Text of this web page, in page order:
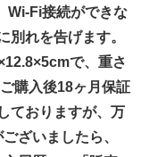
Wi-Fi接続ができな
別れを告げます。
で、重さ
購入後18ヶ月保証
ておりますが、万
ざいましたら、